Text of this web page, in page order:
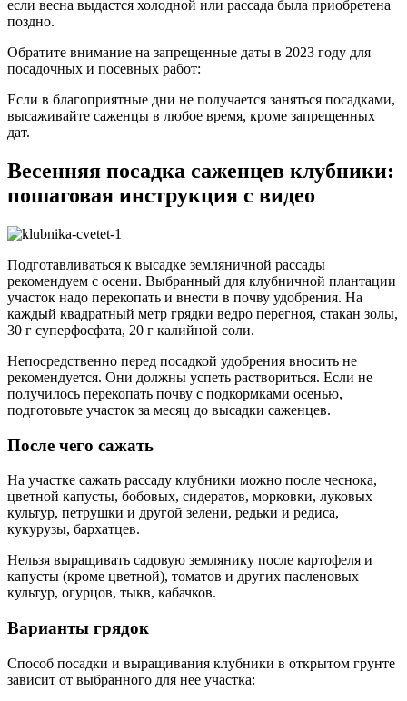
если весна выдастся холодной или рассада была приобретена
поздно.
Обратите внимание на запрещенные даты в 2023 году для
посадочных и посевных работ:
Если в благоприятные дни не получается заняться посадками,
высаживайте саженцы в любое время, кроме запрещенных
дат.
Весенняя посадка саженцев клубники:
пошаговая инструкция с видео
Подготавливаться к высадке земляничной рассады
рекомендуем с осени. Выбранный для клубничной плантации
участок надо перекопать и внести в почву удобрения. На
каждый квадратный метр грядки ведро перегноя, стакан золы,
30 г суперфосфата, 20 г калийной соли.
Непосредственно перед посадкой удобрения вносить не
рекомендуется. Они должны успеть раствориться. Если не
получилось перекопать почву с подкормками осенью,
подготовьте участок за месяц до высадки саженцев.
После чего сажать
На участке сажать рассаду клубники можно после чеснока,
цветной капусты, бобовых, сидератов, морковки, луковых
культур, петрушки и другой зелени, редьки и редиса,
кукурузы, бархатцев.
Нельзя выращивать садовую землянику после картофеля и
капусты (кроме цветной), томатов и других пасленовых
культур, огурцов, тыкв, кабачков.
Варианты грядок
Способ посадки и выращивания клубники в открытом грунте
зависит от выбранного для нее участка: